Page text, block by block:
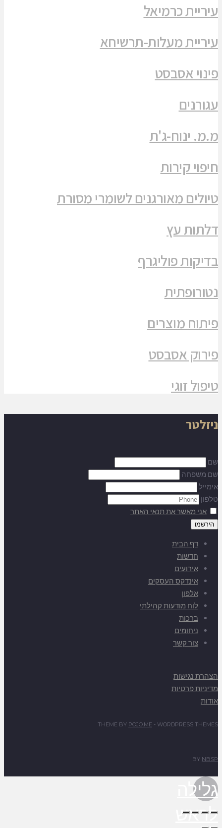
עיריית כרמיאל
עיריית מעלות-תרשיחא
פינוי אסבסט
עגורנים
מ.מ. ינוח-ג'ת
חיפוי קירות
טיולים מאורגנים לשומרי מסורת
דלתות עץ
בדיקות פוליגרף
נטורופתית
פיתוח מוצרים
פירוק אסבסט
טיפול זוגי
ניזלטר
שם
שם משפחה
אימייל
טלפון
אני מאשר את תנאי האתר
דף הבית
חדשות
אירועים
אינדקס העסקים
אלפון
לוח מודעות קהילתי
ברכות
ניחומים
צור קשר
הצהרת נגישות
מדיניות פרטיות
אודות
THEME BY POJO.ME - WORDPRESS THEMES
BY NBSP
גלילה
לראש